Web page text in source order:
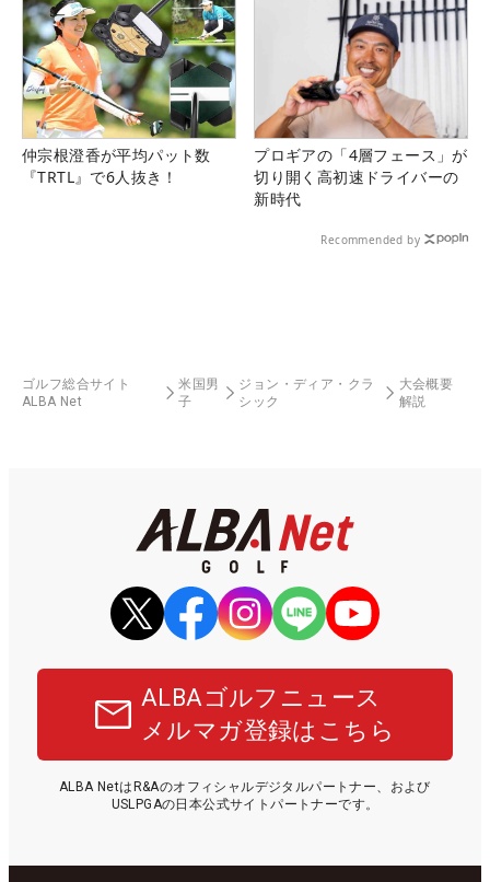
仲宗根澄香が平均パット数
『TRTL』で6人抜き！
プロギアの「4層フェース」が
切り開く高初速ドライバーの
新時代
Recommended by
ゴルフ総合サイト
ALBA Net
米国男
子
ジョン・ディア・クラ
シック
大会概要
解説
ALBAゴルフニュース
メルマガ登録はこちら
ALBA NetはR&Aのオフィシャルデジタルパートナー、および
USLPGAの日本公式サイトパートナーです。